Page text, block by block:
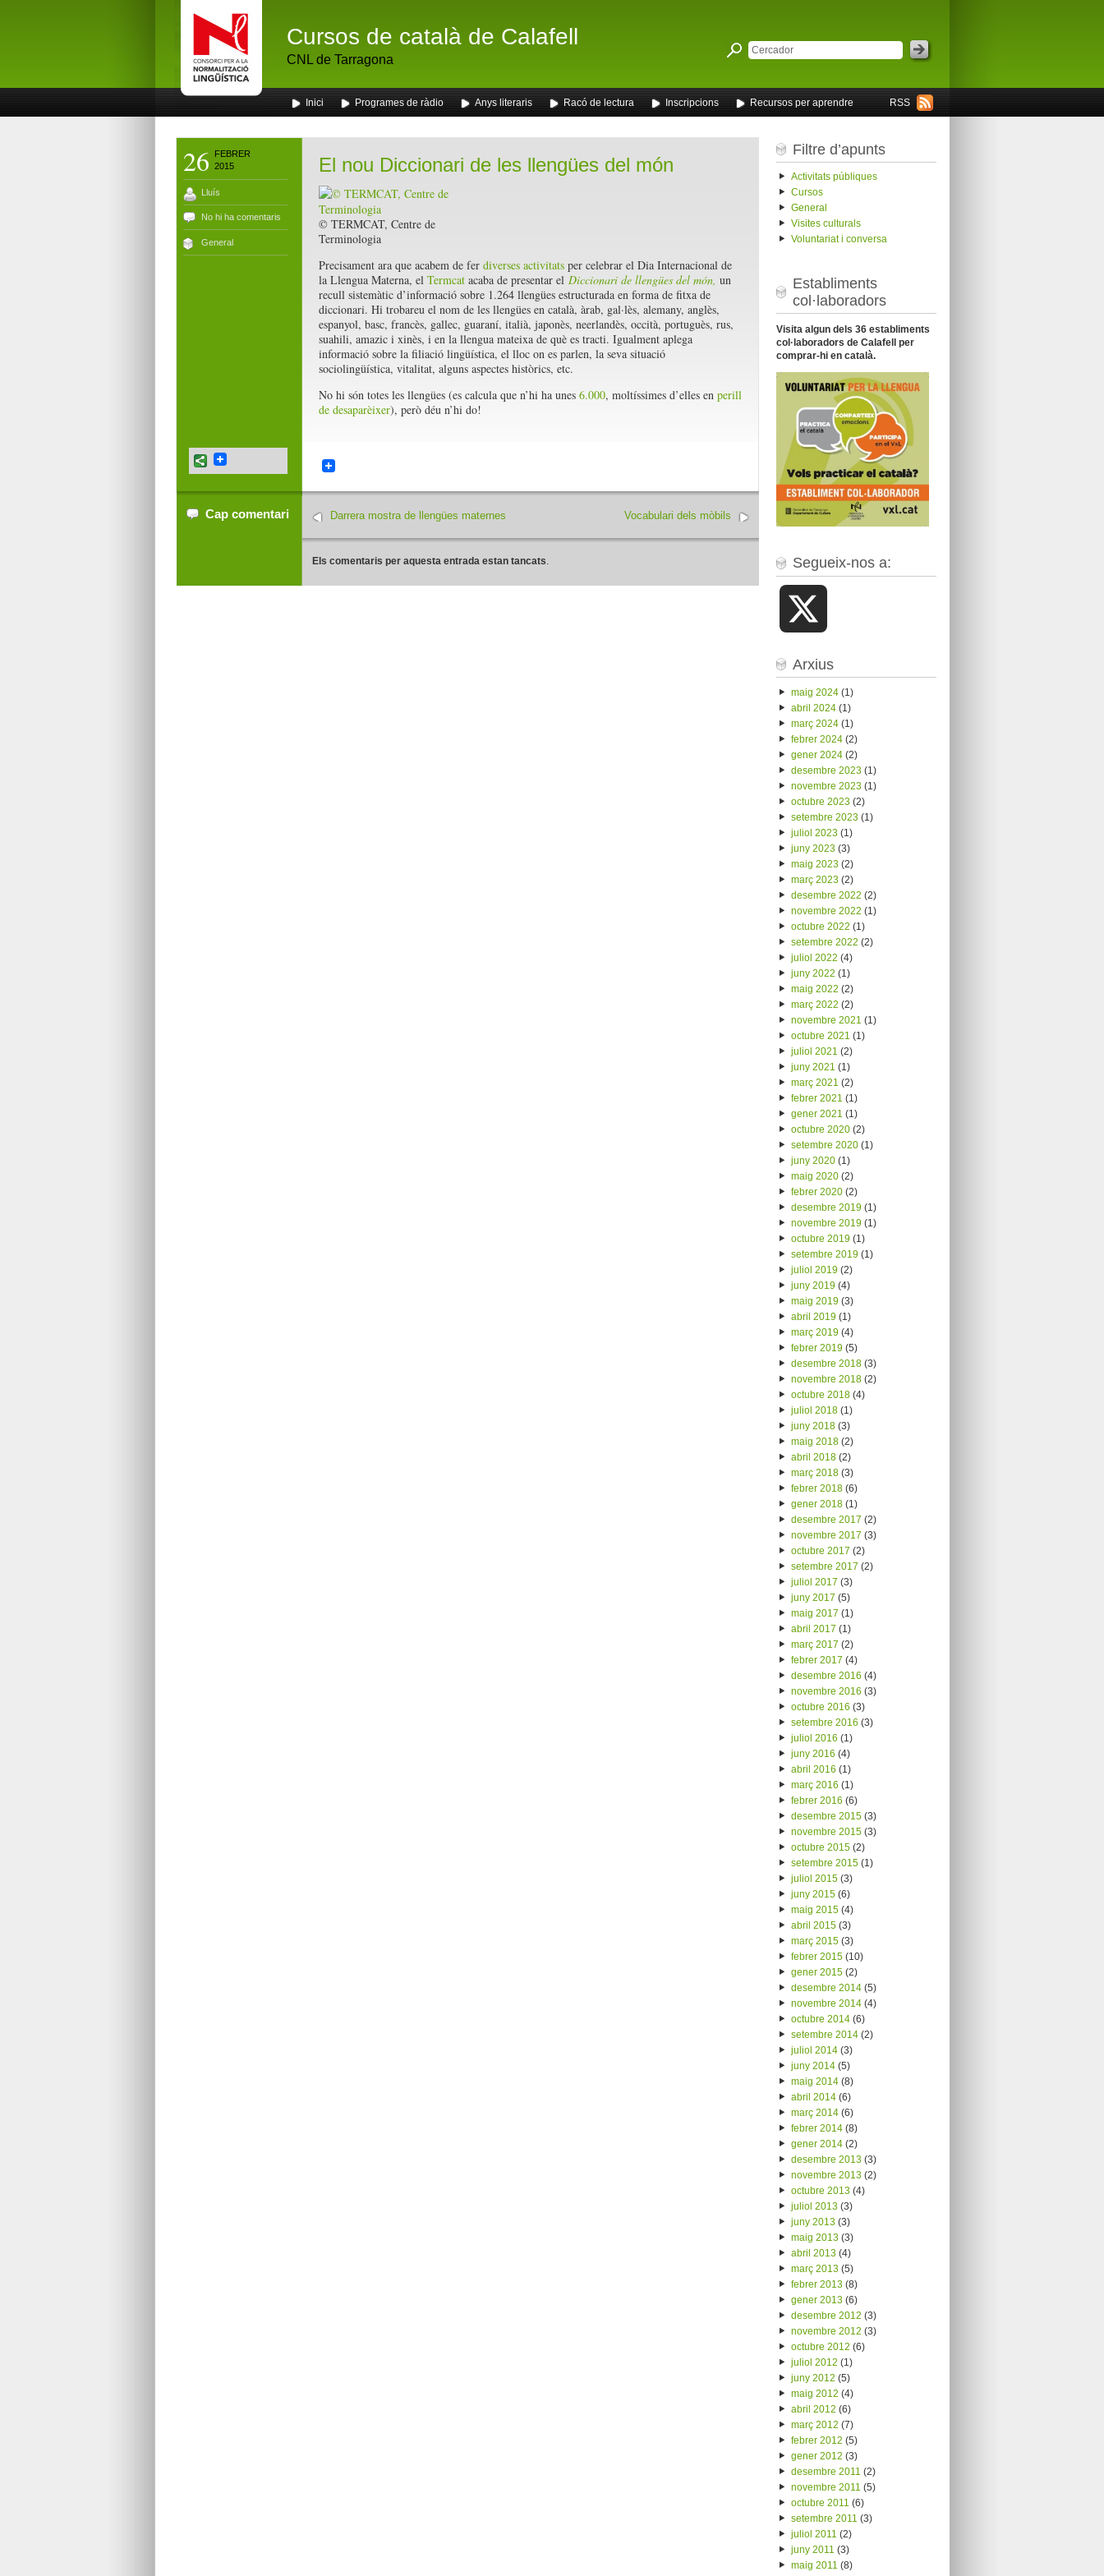
Cursos de català de Calafell
CNL de Tarragona
RSS
Inici Programes de ràdio Anys literaris Racó de lectura Inscripcions Recursos per aprendre
26
FEBRER
2015
Lluís
No hi ha comentaris
General
El nou Diccionari de les llengües del món
© TERMCAT, Centre de
Terminologia
Precisament ara que acabem de fer diverses activitats per celebrar el Dia Internacional de
la Llengua Materna, el Termcat acaba de presentar el Diccionari de llengües del món, un
recull sistemàtic d’informació sobre 1.264 llengües estructurada en forma de fitxa de
diccionari. Hi trobareu el nom de les llengües en català, àrab, gal·lès, alemany, anglès,
espanyol, basc, francès, gallec, guaraní, italià, japonès, neerlandès, occità, portuguès, rus,
suahili, amazic i xinès, i en la llengua mateixa de què es tracti. Igualment aplega
informació sobre la filiació lingüística, el lloc on es parlen, la seva situació
sociolingüística, vitalitat, alguns aspectes històrics, etc.
No hi són totes les llengües (es calcula que n’hi ha unes 6.000, moltíssimes d’elles en perill
de desaparèixer), però déu n’hi do!
Cap comentari Vocabulari dels mòbils
Darrera mostra de llengües maternes
Els comentaris per aquesta entrada estan tancats.
Filtre d’apunts
Activitats públiques
Cursos
General
Visites culturals
Voluntariat i conversa
Establiments
col·laboradors
Visita algun dels 36 establiments
col·laboradors de Calafell per
comprar-hi en català.
Segueix-nos a:
Arxius
maig 2024(1)
abril 2024(1)
març 2024(1)
febrer 2024(2)
gener 2024(2)
desembre 2023(1)
novembre 2023(1)
octubre 2023(2)
setembre 2023(1)
juliol 2023(1)
juny 2023(3)
maig 2023(2)
març 2023(2)
desembre 2022 (2)
novembre 2022 (1)
octubre 2022 (1)
setembre 2022 (2)
juliol 2022 (4)
juny 2022 (1)
maig 2022 (2)
març 2022 (2)
novembre 2021 (1)
octubre 2021 (1)
juliol 2021 (2)
juny 2021 (1)
març 2021 (2)
febrer 2021 (1)
gener 2021 (1)
octubre 2020(2)
setembre 2020(1)
juny 2020(1)
maig 2020(2)
febrer 2020(2)
desembre 2019(1)
novembre 2019(1)
octubre 2019(1)
setembre 2019(1)
juliol 2019(2)
juny 2019(4)
maig 2019(3)
abril 2019(1)
març 2019(4)
febrer 2019(5)
desembre 2018(3)
novembre 2018(2)
octubre 2018(4)
juliol 2018(1)
juny 2018(3)
maig 2018(2)
abril 2018(2)
març 2018(3)
febrer 2018(6)
gener 2018(1)
desembre 2017 (2)
novembre 2017 (3)
octubre 2017 (2)
setembre 2017 (2)
juliol 2017 (3)
juny 2017 (5)
maig 2017 (1)
abril 2017 (1)
març 2017 (2)
febrer 2017 (4)
desembre 2016 (4)
novembre 2016 (3)
octubre 2016 (3)
setembre 2016 (3)
juliol 2016 (1)
juny 2016 (4)
abril 2016 (1)
març 2016 (1)
febrer 2016 (6)
desembre 2015(3)
novembre 2015(3)
octubre 2015(2)
setembre 2015(1)
juliol 2015(3)
juny 2015(6)
maig 2015(4)
abril 2015(3)
març 2015(3)
febrer 2015(10)
gener 2015(2)
desembre 2014(5)
novembre 2014(4)
octubre 2014(6)
setembre 2014(2)
juliol 2014(3)
juny 2014(5)
maig 2014(8)
abril 2014(6)
març 2014(6)
febrer 2014(8)
gener 2014(2)
desembre 2013(3)
novembre 2013(2)
octubre 2013(4)
juliol 2013(3)
juny 2013(3)
maig 2013(3)
abril 2013(4)
març 2013(5)
febrer 2013(8)
gener 2013(6)
desembre 2012 (3)
novembre 2012 (3)
octubre 2012 (6)
juliol 2012 (1)
juny 2012 (5)
maig 2012 (4)
abril 2012 (6)
març 2012 (7)
febrer 2012 (5)
gener 2012 (3)
desembre 2011 (2)
novembre 2011 (5)
octubre 2011 (6)
setembre 2011 (3)
juliol 2011 (2)
juny 2011 (3)
maig 2011 (8)